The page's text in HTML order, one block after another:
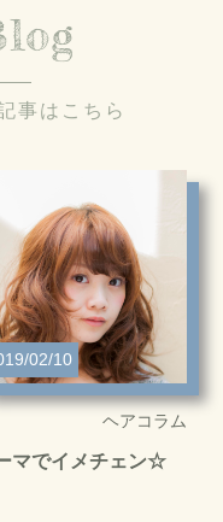
事はこちら
02/10
ヘアコラム
マでイメチェン☆